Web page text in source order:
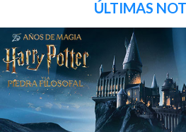
ÚLTIMAS